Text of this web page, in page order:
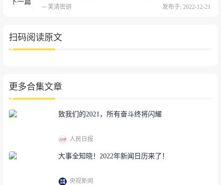
02 GQ实验室
前中后味，最后生成海报吸引大家转发，借此宣传
下一篇
芙清密钥 发布于: 2022-12-21
扫码阅读原文
更多合集文章
致我们的2021，所有奋斗终将闪耀
人民日报
大事全知晓！2022年新闻日历来了！
央视新闻